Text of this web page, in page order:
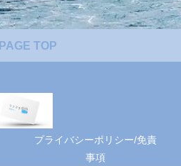
PAGE TOP
プライバシーポリシー/免責
事項